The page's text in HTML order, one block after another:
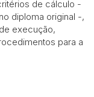
de cálculo -
diploma original -,
execução,
para a